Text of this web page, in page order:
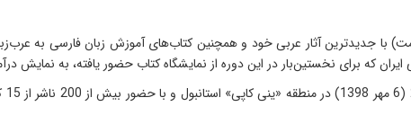
جدیدترین آثار عربی خود و همچنین کتاب‌های آموزش زبان فارسی به
که برای نخستین‌بار در این دوره از نمایشگاه کتاب حضور یافته، به نمایش